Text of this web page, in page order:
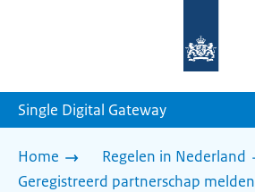
homepage
Single Digital Gateway
Home
Regelen in Nederland
Geregistreerd partnerschap melden